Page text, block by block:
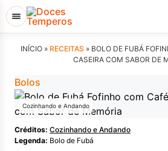
INÍCIO » RECEITAS » BOLO DE FUBÁ
CASEIRA COM SABOR DE
Bolos
Cozinhando e Andando
Créditos: Cozinhando e Andando
Legenda: Bolo de Fubá